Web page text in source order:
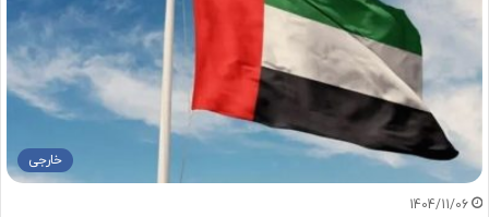
خارجی
1404/11/06